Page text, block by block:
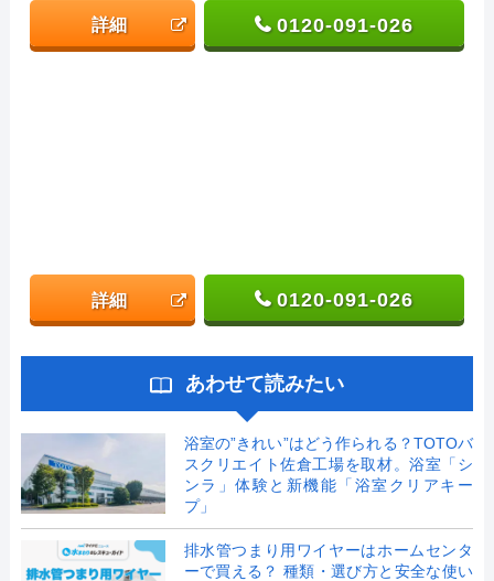
詳細 0120-091-026
詳細 0120-091-026
あわせて読みたい
浴室の”きれい”はどう作られる？TOTOバ
スクリエイト佐倉工場を取材。浴室「シ
ンラ」体験と新機能「浴室クリアキー
プ」
排水管つまり用ワイヤーはホームセンタ
ーで買える？ 種類・選び方と安全な使い